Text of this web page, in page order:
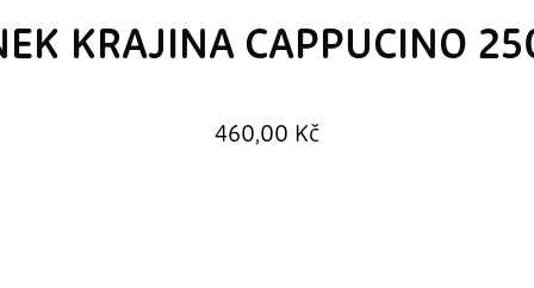
KRAJINA CAPPUCINO
460,00 Kč